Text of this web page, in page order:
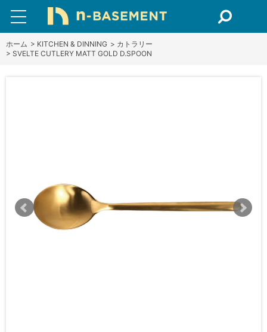
ホーム > KITCHEN & DINNING > カトラリー
> SVELTE CUTLERY MATT GOLD D.SPOON